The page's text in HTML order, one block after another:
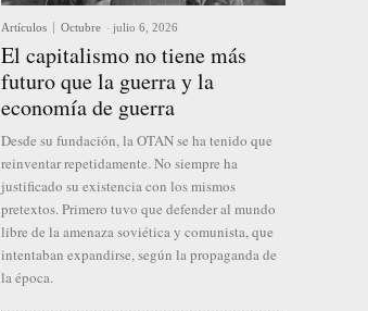
Artículos Octubre - julio 6, 2026
El capitalismo no tiene más
futuro que la guerra y la
economía de guerra
Desde su fundación, la OTAN se ha tenido que
reinventar repetidamente. No siempre ha
justificado su existencia con los mismos
pretextos. Primero tuvo que defender al mundo
libre de la amenaza soviética y comunista, que
intentaban expandirse, según la propaganda de
la época.